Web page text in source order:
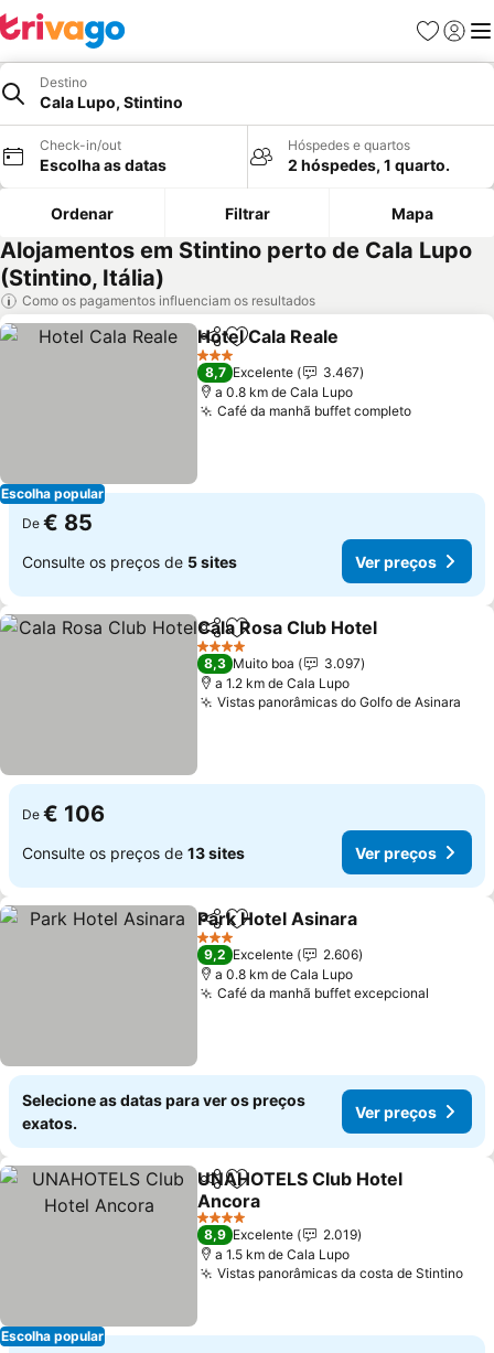
Favoritos
Iniciar
Destino
Cala Lupo, Stintino
Check-in/out
Escolha as datas
Hóspedes e quartos
2 hóspedes, 1 quarto.
Ordenar Filtrar Mapa
Alojamentos em Stintino perto de Cala Lupo
(Stintino, Itália)
Como os pagamentos influenciam os resultados
Escolha popular
PartilharAdicionar aos favoritos
Hotel Cala Reale
3 Estrelas
8,7 Excelente
3.467
a 0.8 km de Cala Lupo
Café da manhã buffet completo
De € 85
Consulte os preços de 5 sites Ver preços
PartilharAdicionar aos favoritos
Cala Rosa Club Hotel
4 Estrelas
8,3 Muito boa
3.097
a 1.2 km de Cala Lupo
Vistas panorâmicas do Golfo de Asinara
De € 106
Consulte os preços de 13 sites Ver preços
PartilharAdicionar aos favoritos
Park Hotel Asinara
3 Estrelas
9,2 Excelente
2.606
a 0.8 km de Cala Lupo
Café da manhã buffet excepcional
Selecione as datas para ver os preços
exatos.
Ver preços
Escolha popular
PartilharAdicionar aos favoritos
UNAHOTELS Club Hotel
Ancora
4 Estrelas
8,9 Excelente
2.019
a 1.5 km de Cala Lupo
Vistas panorâmicas da costa de Stintino